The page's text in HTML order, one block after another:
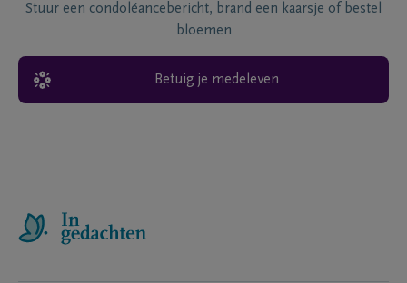
Stuur een condoléancebericht, brand een kaarsje of bestel
bloemen
Betuig je medeleven